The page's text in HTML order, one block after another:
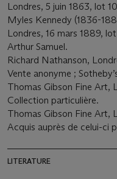
Londres, 5 juin 1863, lot
Myles Kennedy (1836-
Londres, 16 mars 1889,
Arthur Samuel.
Richard Nathanson,
Vente anonyme ;
Thomas Gibson Fine Art,
Collection particulière.
Thomas Gibson Fine Art,
Acquis auprès de celui-ci
LITERATURE